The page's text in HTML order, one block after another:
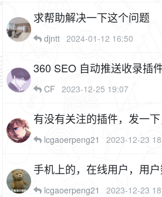
求帮助解决一下这个问题
djntt 2024-01-12 16:50
360 SEO 自动推送收录插
f_360seo）
CF 2023-12-25 19:07
有没有关注的插件，发一
lcgaoerpeng21 2023-12-23
手机上的，在线用户，用
1P lcgaoerpeng21 2023-12-23